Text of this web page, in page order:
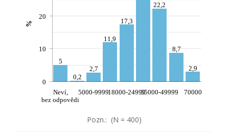
5
0,2
2,7
11,9
17,3
22,2
8,7
2,9
Neví,
bez odpovědi
5000-999918000-2499935000-49999 70000
0
10
20
%
Pozn.: (N = 400)